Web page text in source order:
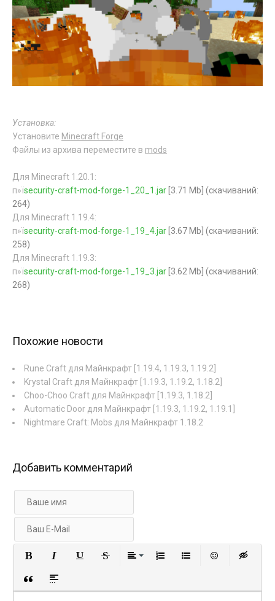
Установка:
Установите Minecraft Forge
Файлы из архива переместите в mods
Для Minecraft 1.20.1:
п»їsecurity-craft-mod-forge-1_20_1.jar [3.71 Mb] (cкачиваний:
264)
Для Minecraft 1.19.4:
п»їsecurity-craft-mod-forge-1_19_4.jar [3.67 Mb] (cкачиваний:
258)
Для Minecraft 1.19.3:
п»їsecurity-craft-mod-forge-1_19_3.jar [3.62 Mb] (cкачиваний:
268)
Похожие новости
Rune Craft для Майнкрафт [1.19.4, 1.19.3, 1.19.2]
Krystal Craft для Майнкрафт [1.19.3, 1.19.2, 1.18.2]
Choo-Choo Craft для Майнкрафт [1.19.3, 1.18.2]
Automatic Door для Майнкрафт [1.19.3, 1.19.2, 1.19.1]
Nightmare Craft: Mobs для Майнкрафт 1.18.2
Добавить комментарий
Вставка цитаты
Вставка спойлера